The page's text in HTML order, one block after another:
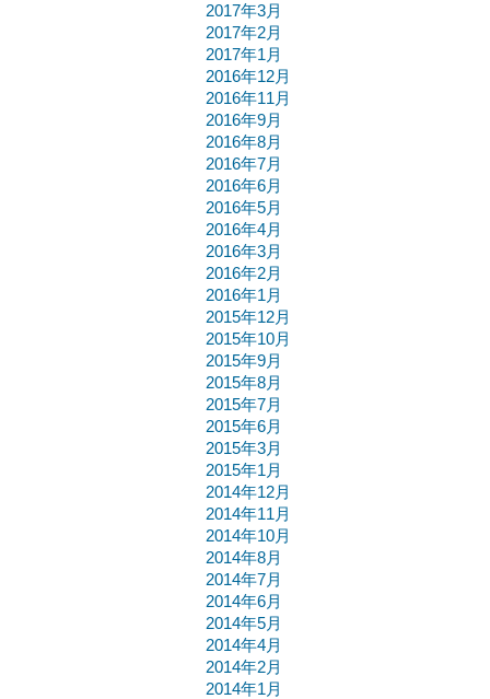
2017年3月
2017年2月
2017年1月
2016年12月
2016年11月
2016年9月
2016年8月
2016年7月
2016年6月
2016年5月
2016年4月
2016年3月
2016年2月
2016年1月
2015年12月
2015年10月
2015年9月
2015年8月
2015年7月
2015年6月
2015年3月
2015年1月
2014年12月
2014年11月
2014年10月
2014年8月
2014年7月
2014年6月
2014年5月
2014年4月
2014年2月
2014年1月